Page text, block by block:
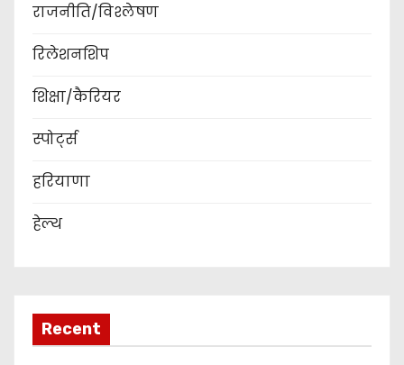
राजनीति/विश्लेषण
रिलेशनशिप
शिक्षा/कैरियर
स्पोर्ट्स
हरियाणा
हेल्थ
Recent